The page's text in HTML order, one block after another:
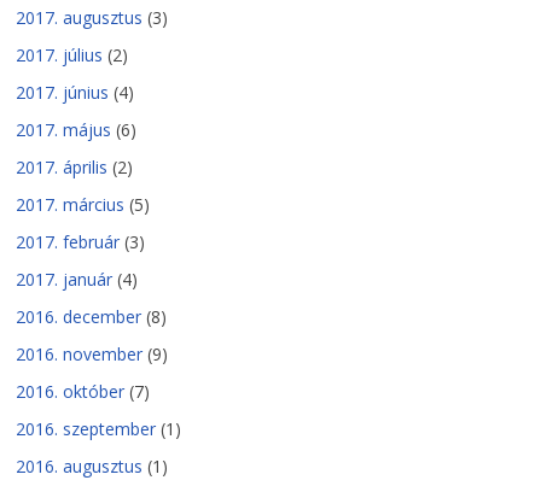
2017. augusztus (3)
2017. július (2)
2017. június (4)
2017. május (6)
2017. április (2)
2017. március (5)
2017. február (3)
2017. január (4)
2016. december (8)
2016. november (9)
2016. október (7)
2016. szeptember (1)
2016. augusztus (1)